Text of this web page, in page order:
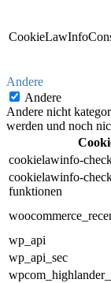
Andere
Andere
Andere nicht
werden und noch
cookielawinfo-
cookielawinfo-
funktionen
wp_api
wp_api_sec